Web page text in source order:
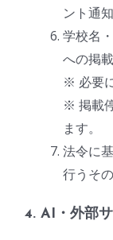
ント通
学校名
への掲載
※ 必要
※ 掲載
ます。
法令に
行うそ
4. AI・外部